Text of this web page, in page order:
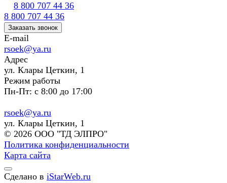
8 800 707 44 36
8 800 707 44 36
Заказать звонок
E-mail
rsoek@ya.ru
Адрес
ул. Клары Цеткин, 1
Режим работы
Пн-Пт: с 8:00 до 17:00
rsoek@ya.ru
ул. Клары Цеткин, 1
© 2026 ООО "ТД ЭЛПРО"
Политика конфиденциальности
Карта сайта
Сделано в iStarWeb.ru